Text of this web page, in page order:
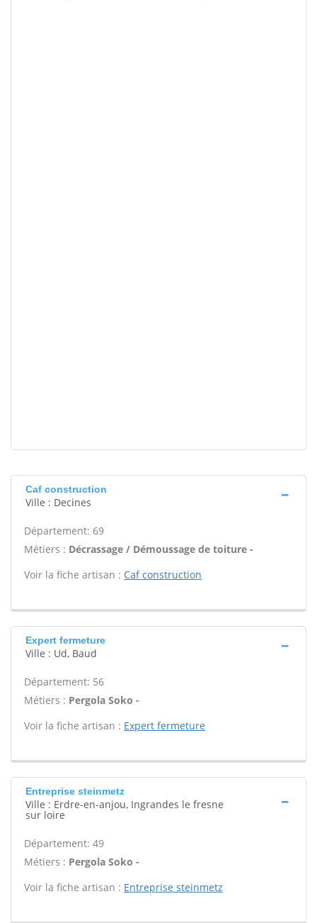
Caf construction
Ville : Decines
Département: 69
Métiers : Décrassage / Démoussage de toiture -
Voir la fiche artisan : Caf construction
Expert fermeture
Ville : Ud, Baud
Département: 56
Métiers : Pergola Soko -
Voir la fiche artisan : Expert fermeture
Entreprise steinmetz
Ville : Erdre-en-anjou, Ingrandes le fresne
sur loire
Département: 49
Métiers : Pergola Soko -
Voir la fiche artisan : Entreprise steinmetz